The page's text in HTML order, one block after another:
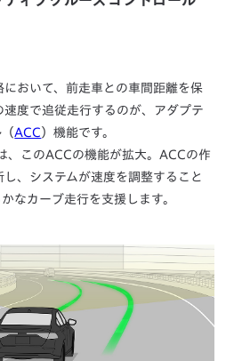
おいて、前走車との車間距離を保
度で追従走行するのが、アダプテ
（ACC ）機能です。
このACCの機能が拡大。ACCの作
、システムが速度を調整すること
なカーブ走行を支援します。